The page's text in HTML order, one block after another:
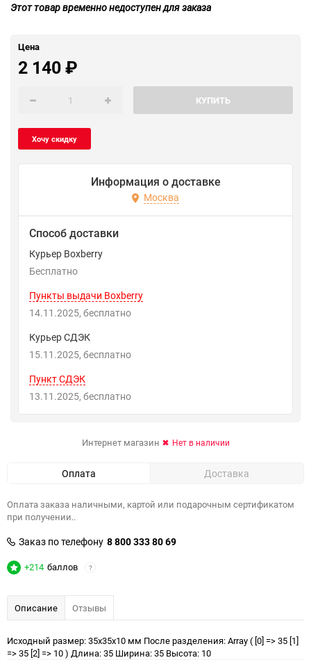
Этот товар временно недоступен для заказа
Цена
2 140₽
КУПИТЬ
Информация о доставке
Москва
Способ доставки
Курьер Boxberry
Бесплатно
Пункты выдачи Boxberry
14.11.2025
Бесплатно
Курьер СДЭК
15.11.2025
Бесплатно
Пункт СДЭК
13.11.2025
Бесплатно
Интернет магазин Нет в наличии
Оплата Доставка
Оплата заказа наличными, картой или подарочным сертификатом
при получении..
Заказ по телефону 8 800 333 80 69
+214 баллов ?
Описание Отзывы
Исходный размер: 35x35x10 мм После разделения: Array ( [0] => 35 [1]
=> 35 [2] => 10 ) Длина: 35 Ширина: 35 Высота: 10